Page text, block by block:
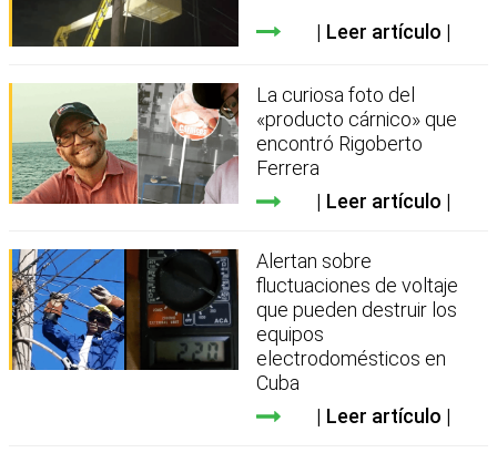
Leer artículo
La curiosa foto del
«producto cárnico» que
encontró Rigoberto
Ferrera
Leer artículo
Alertan sobre
fluctuaciones de voltaje
que pueden destruir los
equipos
electrodomésticos en
Cuba
Leer artículo